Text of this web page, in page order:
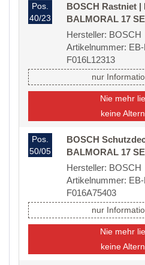
Pos.
40/23
BOSCH Rastniet
BALMORAL 17
Hersteller: BOSCH
Artikelnummer:
F016L12313
nur
Nie mehr
keine
Pos.
50/05
BOSCH
BALMORAL 17
Hersteller: BOSCH
Artikelnummer:
F016A75403
nur
Nie mehr
keine